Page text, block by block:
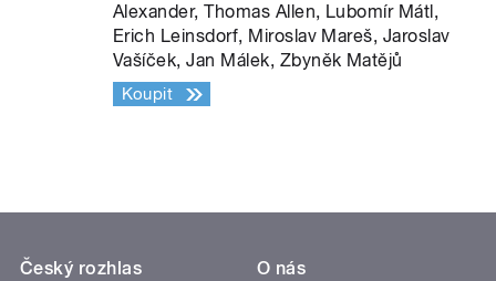
Alexander, Thomas Allen, Lubomír Mátl,
Erich Leinsdorf, Miroslav Mareš, Jaroslav
Vašíček, Jan Málek, Zbyněk Matějů
Koupit
Český rozhlas
O nás